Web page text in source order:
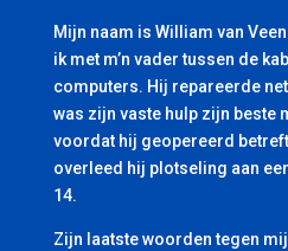
Mijn naam is William van
ik met m’n vader tussen de
computers. Hij repareerde
was zijn vaste hulp zijn beste
voordat hij geopereerd
overleed hij plotseling aan
14.
Zijn laatste woorden tegen